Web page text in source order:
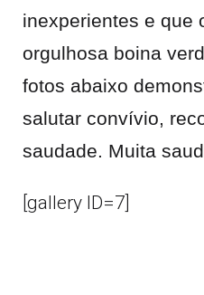
inexperientes e que
orgulhosa boina
fotos abaixo
salutar convívio,
saudade. Muita
[gallery ID=7]